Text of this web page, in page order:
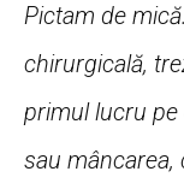
Pictam de
chirurgicală,
primul lucru pe
sau mâncarea,